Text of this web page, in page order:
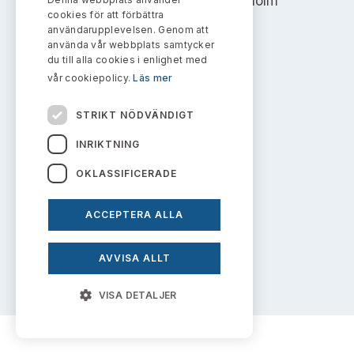
Ledamöter
Huvudmän
Publikationer och anföranden
Sök uttalanden
Avgifter
Prenumerera
Kontakt administrativa ärenden
info@aktiemarknadsnamnden.se
Om webbplatsen
Kakor
Personuppgiftspolicy
Prenumerera på uttalanden
cookies för att förbättra
användarupplevelsen. Genom att
använda vår webbplats samtycker
du till alla cookies i enlighet med
vår cookiepolicy.Läs mer
STRIKT NÖDVÄNDIGT
INRIKTNING
OKLASSIFICERADE
ACCEPTERA ALLA
AVVISA ALLT
VISA DETALJER